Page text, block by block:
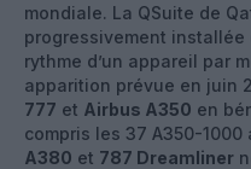
mondiale. La QSuite de
progressivement
rythme d’un appareil par
apparition prévue en juin
777 et Airbus A350 en
compris les 37 A350-
A380 et 787 Dreamliner